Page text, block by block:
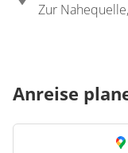
Zur
Anreise